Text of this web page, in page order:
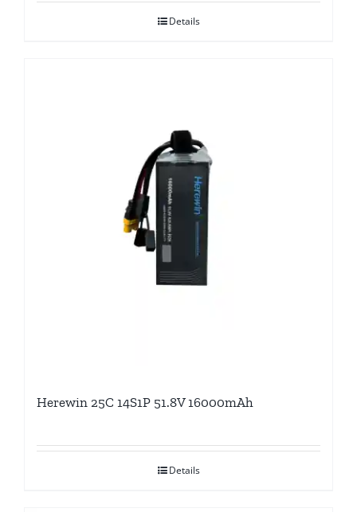
Details
Herewin 25C 14S1P 51.8V 16000mAh
Details